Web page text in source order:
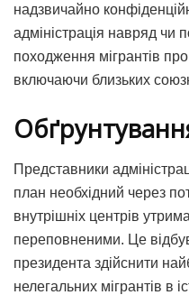
надзвичайно
адміністрація навряд чи
походження мігрантів
включаючи близьких
Представники
план необхідний через
внутрішніх центрів
переповненими. Це
президента здійснити
нелегальних мігрантів в